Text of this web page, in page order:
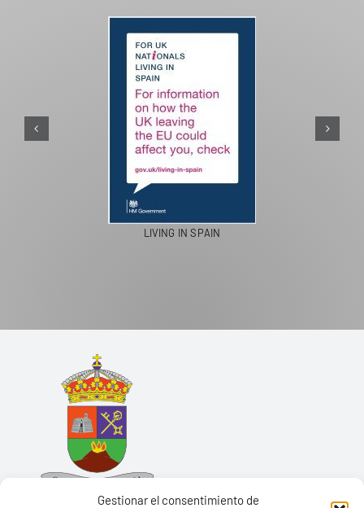
Gestionar el consentimiento de
LIVING IN SPAIN